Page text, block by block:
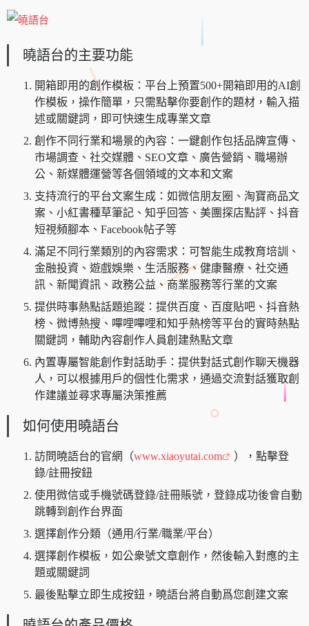
曉語台的主要功能
開箱即用的創作模板：平台上預置500+開箱即用的AI創
作模板，操作簡單，只需點擊你要創作的題材，輸入描
述或關鍵詞，即可快速生成專業文章
創作不同行業和場景的內容：一鍵創作包括品牌宣傳、
市場調查、社交媒體、SEO文章、廣告營銷、職場辦
公、新媒體運營等各個領域的文本和文案
支持流行的平台文案生成：如微信朋友圈、淘寶商品文
案、小紅書種草筆記、知乎回答、美團探店點評、抖音
短視頻腳本、Facebook帖子等
滿足不同行業類別的內容需求：可智能生成教育培訓、
金融投資、遊戲娛樂、生活服務、健康醫療、社交通
訊、新聞資訊、政務公益、商業服務等行業的文案
提供時事熱點話題追蹤：提供百度、百度貼吧、抖音熱
榜、微博熱搜、嗶哩嗶哩和知乎熱榜等平台的實時熱點
關鍵詞，輔助內容創作人員創建熱點文章
內置專屬智能創作對話助手：提供對話式創作聊天機器
人，可以根據用戶的個性化需求，通過交流對話獲取創
作建議並尋求專屬決策推薦
如何使用曉語台
訪問曉語台的官網（www.xiaoyutai.com
），點擊登
錄/註冊按鈕
使用微信或手機號碼登錄/註冊賬號，登錄成功後會自動
跳轉到創作台界面
選擇創作分類（通用/行業/職業/平台）
選擇創作模板，如公衆號文章創作，然後輸入對應的主
題或關鍵詞
最後點擊立即生成按鈕，曉語台將自動爲您創建文案